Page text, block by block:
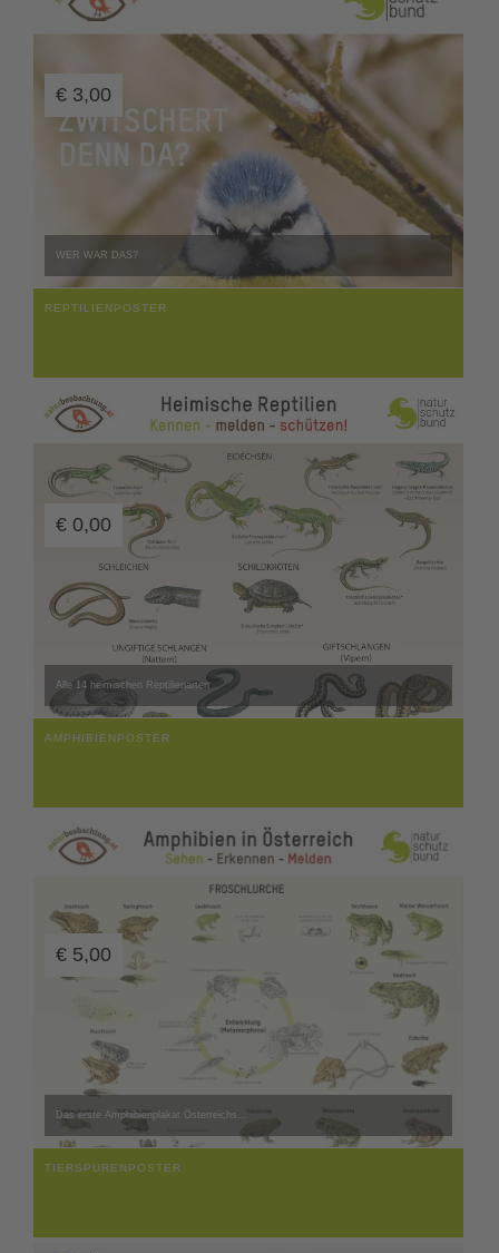
WER WAR DAS?
€ 3,00
REPTILIENPOSTER
Alle 14 heimischen Reptilienarten
€ 0,00
AMPHIBIENPOSTER
Das erste Amphibienplakat Österreichs…
€ 5,00
TIERSPURENPOSTER